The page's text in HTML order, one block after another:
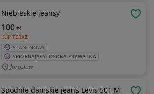
Niebieskie jeansy
KUP TERAZ
100zł
STAN: NOWY
SPRZEDAJĄCY: OSOBA PRYWATNA
Jarosław
Spodnie damskie jeans Levis 501 M